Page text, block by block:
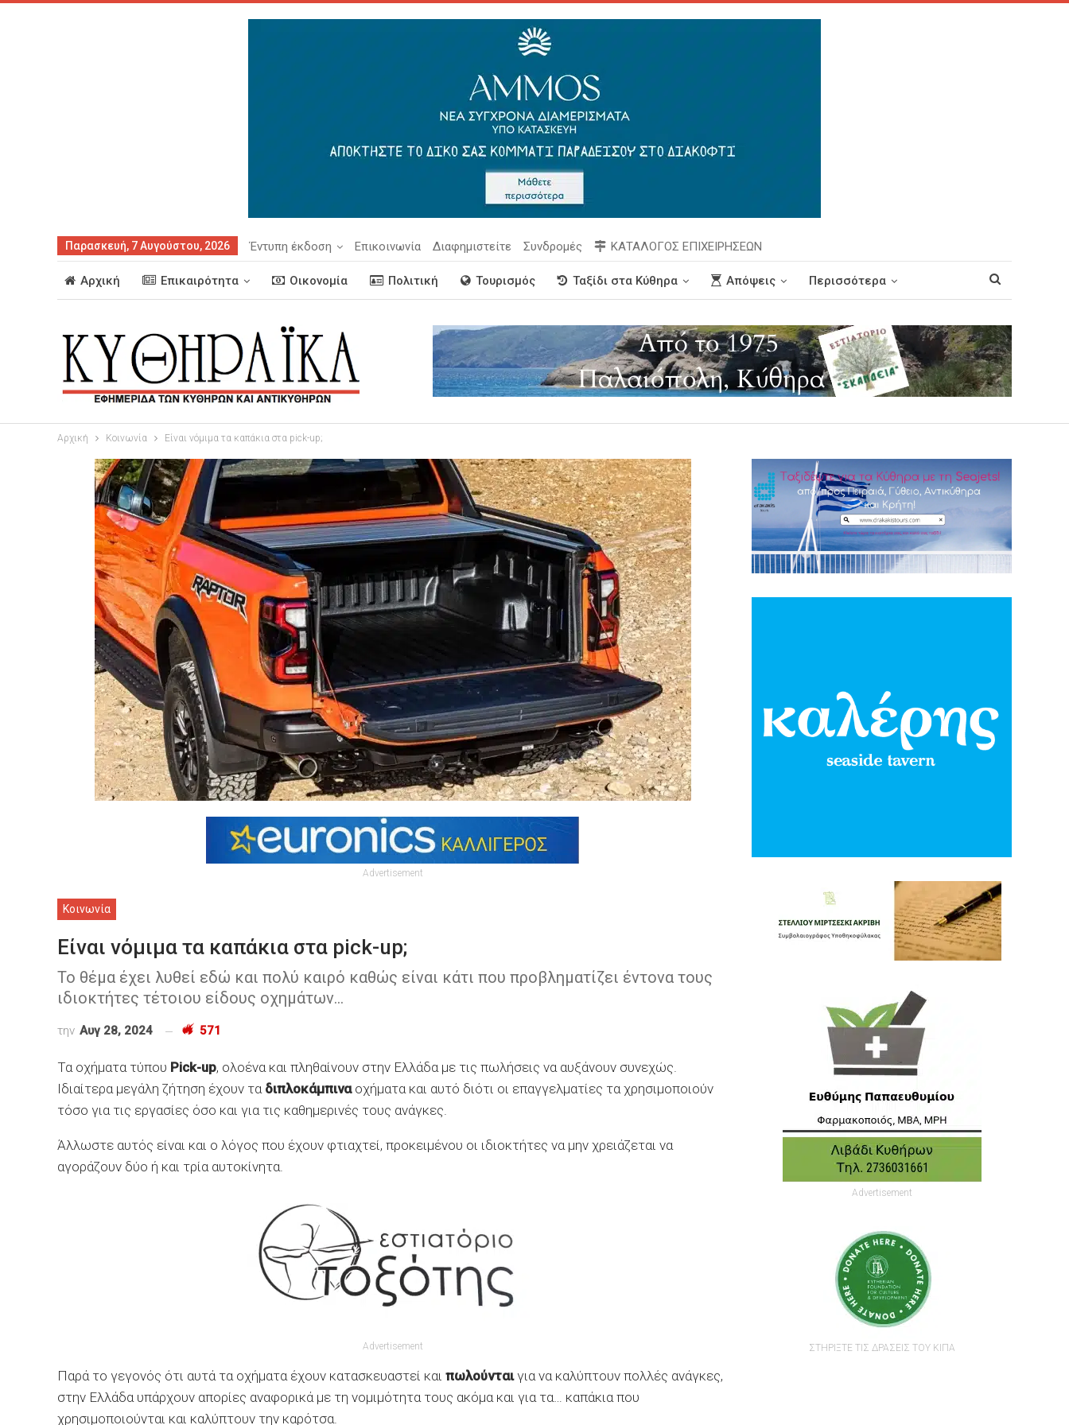
Παρασκευή, 7 Αυγούστου, 2026 Έντυπη έκδοση Επικοινωνία Διαφημιστείτε Συνδρομές ΚΑΤΑΛΟΓΟΣ ΕΠΙΧΕΙΡΗΣΕΩΝ
Αρχική Επικαιρότητα Οικονομία Πολιτική Τουρισμός Ταξίδι στα Κύθηρα Απόψεις Περισσότερα
Αρχική Κοινωνία Είναι νόμιμα τα καπάκια στα pick-up;
Advertisement
Κοινωνία
Είναι νόμιμα τα καπάκια στα pick-up;
Το θέμα έχει λυθεί εδώ και πολύ καιρό καθώς είναι κάτι που προβληματίζει έντονα τους
ιδιοκτήτες τέτοιου είδους οχημάτων…
την Αυγ 28, 2024 571
Τα οχήματα τύπου Pick-up, ολοένα και πληθαίνουν στην Ελλάδα με τις πωλήσεις να αυξάνουν συνεχώς.
Ιδιαίτερα μεγάλη ζήτηση έχουν τα διπλοκάμπινα οχήματα και αυτό διότι οι επαγγελματίες τα χρησιμοποιούν
τόσο για τις εργασίες όσο και για τις καθημερινές τους ανάγκες.
Άλλωστε αυτός είναι και ο λόγος που έχουν φτιαχτεί, προκειμένου οι ιδιοκτήτες να μην χρειάζεται να
αγοράζουν δύο ή και τρία αυτοκίνητα.
Advertisement
Παρά το γεγονός ότι αυτά τα οχήματα έχουν κατασκευαστεί και πωλούνταιγια να καλύπτουν πολλές ανάγκες,
στην Ελλάδα υπάρχουν απορίες αναφορικά με τη νομιμότητα τους ακόμα και για τα… καπάκια που
χρησιμοποιούνται και καλύπτουν την καρότσα.
Advertisement
ΣΤΗΡΙΞΤΕ ΤΙΣ ΔΡΑΣΕΙΣ ΤΟΥ ΚΙΠΑ